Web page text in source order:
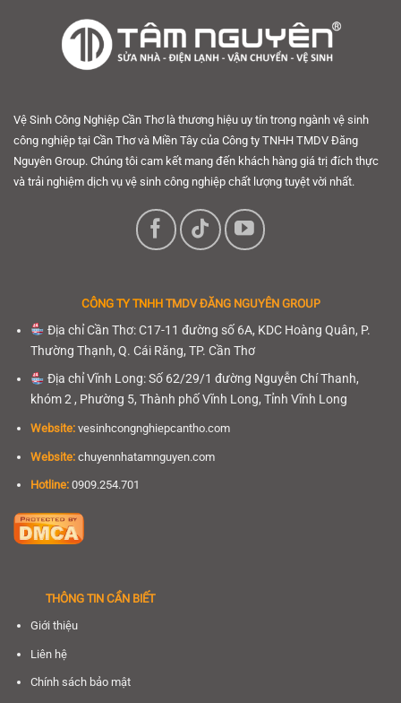
Vệ Sinh Công Nghiệp Cần Thơ là thương hiệu uy tín trong ngành vệ sinh
công nghiệp tại Cần Thơ và Miền Tây của Công ty TNHH TMDV Đăng
Nguyên Group. Chúng tôi cam kết mang đến khách hàng giá trị đích thực
và trải nghiệm dịch vụ vệ sinh công nghiệp chất lượng tuyệt vời nhất.
CÔNG TY TNHH TMDV ĐĂNG NGUYÊN GROUP
Địa chỉ Cần Thơ: C17-11 đường số 6A, KDC Hoàng Quân, P.
Thường Thạnh, Q. Cái Răng, TP. Cần Thơ
Địa chỉ Vĩnh Long: Số 62/29/1 đường Nguyễn Chí Thanh,
khóm 2 , Phường 5, Thành phố Vĩnh Long, Tỉnh Vĩnh Long
Website: vesinhcongnghiepcantho.com
Website: chuyennhatamnguyen.com
Hotline: 0909.254.701
THÔNG TIN CẦN BIẾT
Giới thiệu
Liên hệ
Chính sách bảo mật